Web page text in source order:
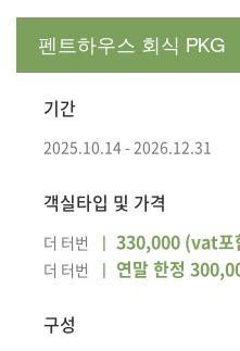
펜트하우스 회식 PKG
기간
2025.10.14 - 2026.12.31
객실타입 및 가격
더 터번
더 터번
330,000 (vat포
연말 한정
구성